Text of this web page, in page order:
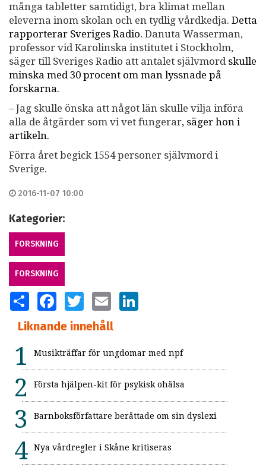
många tabletter samtidigt, bra klimat mellan
eleverna inom skolan och en tydlig vårdkedja. Detta
rapporterar Sveriges Radio. Danuta Wasserman,
professor vid Karolinska institutet i Stockholm,
säger till Sveriges Radio att antalet självmordskulle
minska med 30 procent om man lyssnade på
forskarna.
– Jag skulle önska att något län skulle vilja införa
alla de åtgärder som vi vet fungerar, säger hon i
artikeln.
Förra året begick 1554 personer självmord i
Sverige.
2016-11-07 10:00
Kategorier:
FORSKNING
FORSKNING
SHARE FACEBOOKTWITTER EMAIL
Liknande innehåll
Musikträffar för ungdomar med npf
Första hjälpen-kit för psykisk ohälsa
Barnboksförfattare berättade om sin dyslexi
Nya vårdregler i Skåne kritiseras